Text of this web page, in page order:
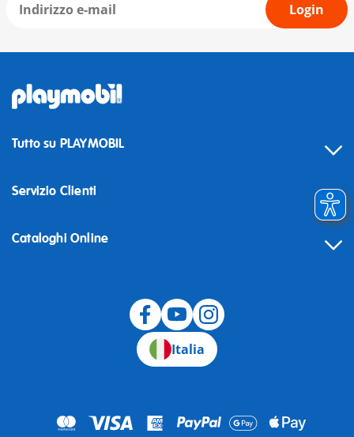
Login
Tutto su PLAYMOBIL
Servizio Clienti
Cataloghi Online
Italia